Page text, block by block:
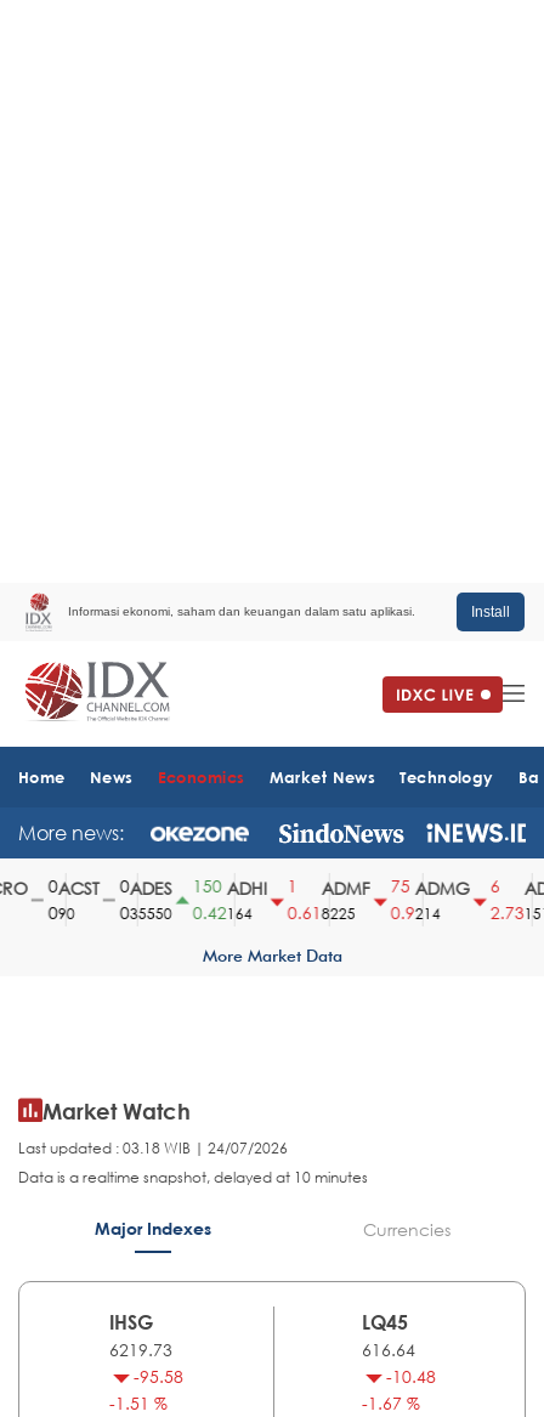
Informasi ekonomi, saham dan keuangan dalam satu aplikasi. Install
Home News Economics Market News Technology
More news:
ACST
90
ADES
35550
150
0.42
ADHI
164
0.61
ADMF
8225
75
0.9
ADMG
214
2.731510
More Market Data
Market Watch
Last updated : 03.18 WIB | 24/07/2026
Data is a realtime snapshot, delayed at 10 minutes
Major Indexes Currencies
IHSG
6219.73
-95.58
-1.51 %
LQ45
616.64
-10.48
-1.67 %